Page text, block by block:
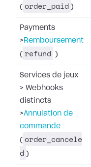
( order_paid )
Payments
> Remboursement
( refund )
Services de jeux
> Webhooks
distincts
>Annulation de
commande
( order_cancele
d )